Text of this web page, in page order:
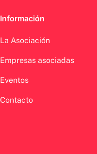
Información
La Asociación
Empresas asociadas
Eventos
Contacto